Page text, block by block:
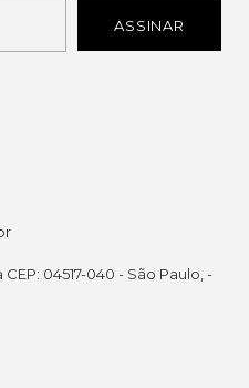
04517-040 - São Paulo, -